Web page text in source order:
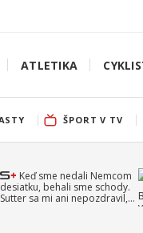
ATLETIKA
ŠPORT V TV
Keď sme nedali Nemcom
desiatku, behali sme schody.
Sutter sa mi ani nepozdravil,